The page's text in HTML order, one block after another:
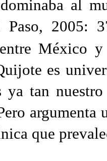
al
Paso, 2005:
México
es
ya tan
que